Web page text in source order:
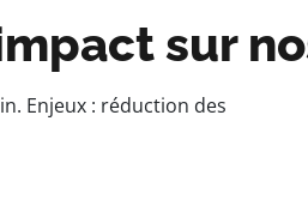
sur
Enjeux : réduction des